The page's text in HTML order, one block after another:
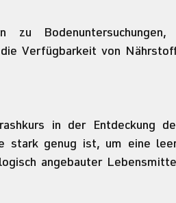
zu Bodenuntersuchungen,
Verfügbarkeit von
in der Entdeckung
stark genug ist, um eine
angebauter